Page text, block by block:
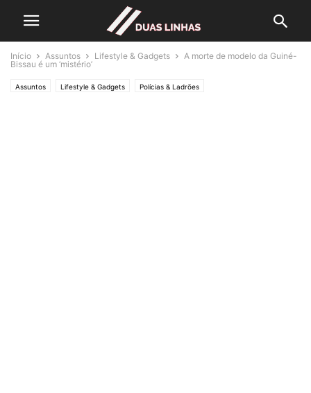
Início Assuntos Lifestyle & Gadgets
A morte de modelo da Guiné-
Bissau é um ‘mistério’
Assuntos Lifestyle & Gadgets Polícias & Ladrões